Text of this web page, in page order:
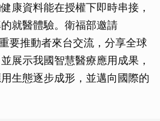
康資料能在授權下即時串接，
就醫體驗。衛福部邀請
要推動者來台交流，分享全球
展示我國智慧醫療應用成果，
生態逐步成形，並邁向國際的